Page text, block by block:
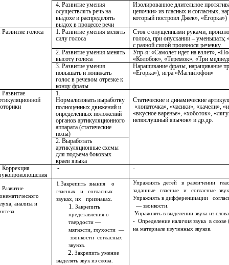
4. Развитие умения
осуществлять речь на
выдохе и распределять
выдох в процессе речи
Изолированное длительное
цепочки» из гласных и согласных,
который построил Джек», «Егорка»)
Развитие голоса
1. Развитие умения менять
силу голоса
Стоя с опущенными руками,
голоса, при опускании – уменьшать;
с разной силой произнося речевку.
2. Развитие умения менять
высоту голоса
Упр-я: «Самолет идет на взлет»,
«Колобок», «Теремок», «Три
3. Развитие умения
повышать и понижать
голос в речевом отрезке к
концу фразы
Наращивание фразы, наращивание
«Егорка»), игра «Магнитофон»
Развитие
1.
Нормализовать выработку
полноценных движений и
определенных положений
органов артикуляционного
аппарата (статические
позы)
Статические и динамические
«лопаточка», «часики», «качели»,
«вкусное варенье», «хоботок»,
непослушный язычок» и др.др.
2. Выработать
артикуляционные схемы
для подъема боковых
краев языка
Коррекция
- -
Развитие
анализа и
1.Закрепить знания о
гласных и согласных
звуках, их признаках.
Закрепить
представления о
твердости —
мягкости, глухости —
звонкости согласных
звуков.
Закрепить умение
выделять звук из слова.
Упражнять детей в различении
заданные гласные и согласные
Упражнять в дифференциации
— звонкости.
Упражнять в выделении звука из
- Определение наличия звука в
на материале изученных звуков.